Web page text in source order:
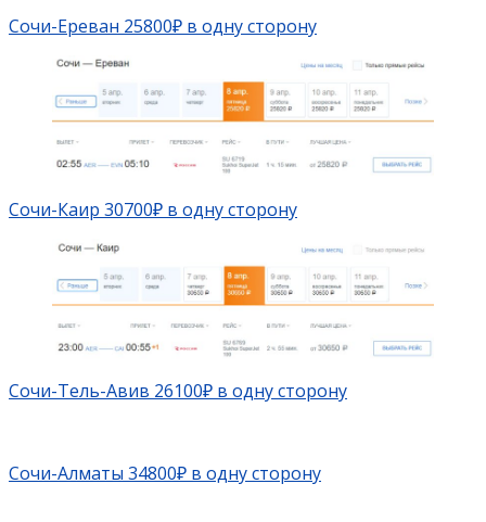
Сочи-Ереван 25800₽ в одну сторону
Сочи-Каир 30700₽ в одну сторону
Сочи-Тель-Авив 26100₽ в одну сторону
Сочи-Алматы 34800₽ в одну сторону